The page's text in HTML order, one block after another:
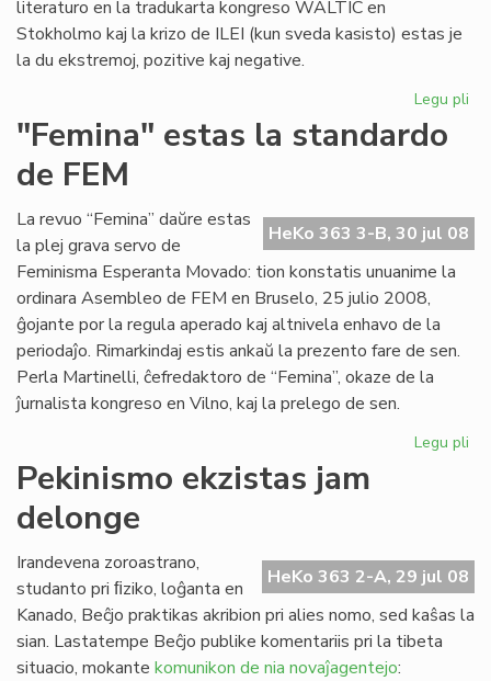
literaturo en la tradukarta kongreso WALTIC en
Stokholmo kaj la krizo de ILEI (kun sveda kasisto) estas je
la du ekstremoj, pozitive kaj negative.
Legu pli
"Femina" estas la standardo
de FEM
HeKo 363 3-B, 30 jul 08
La revuo “Femina” daŭre estas
la plej grava servo de
Feminisma Esperanta Movado: tion konstatis unuanime la
ordinara Asembleo de FEM en Bruselo, 25 julio 2008,
ĝojante por la regula aperado kaj altnivela enhavo de la
periodaĵo. Rimarkindaj estis ankaŭ la prezento fare de sen.
Perla Martinelli, ĉefredaktoro de “Femina”, okaze de la
ĵurnalista kongreso en Vilno, kaj la prelego de sen.
Legu pli
de
Pekinismo ekzistas jam
delonge
HeKo 363 2-A, 29 jul 08
Irandevena zoroastrano,
studanto pri ﬁziko, loĝanta en
Kanado, Beĉjo praktikas akribion pri alies nomo, sed kaŝas la
sian. Lastatempe Beĉjo publike komentariis pri la tibeta
situacio, mokante komunikon de nia novaĵagentejo: